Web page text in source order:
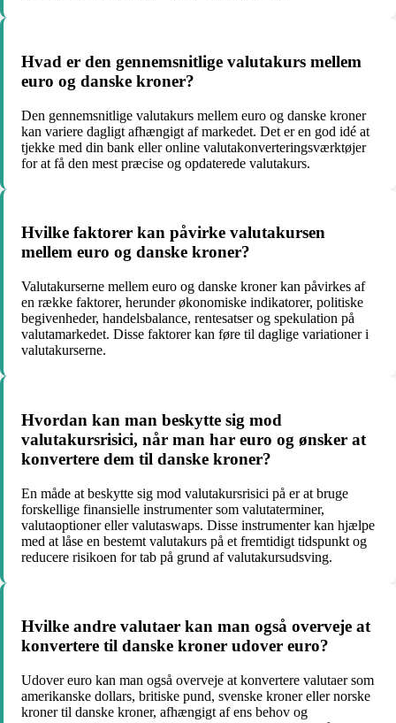
Hvad er den gennemsnitlige valutakurs mellem
euro og danske kroner?
Den gennemsnitlige valutakurs mellem euro og danske kroner
kan variere dagligt afhængigt af markedet. Det er en god idé at
tjekke med din bank eller online valutakonverteringsværktøjer
for at få den mest præcise og opdaterede valutakurs.
Hvilke faktorer kan påvirke valutakursen
mellem euro og danske kroner?
Valutakurserne mellem euro og danske kroner kan påvirkes af
en række faktorer, herunder økonomiske indikatorer, politiske
begivenheder, handelsbalance, rentesatser og spekulation på
valutamarkedet. Disse faktorer kan føre til daglige variationer i
valutakurserne.
Hvordan kan man beskytte sig mod
valutakursrisici, når man har euro og ønsker at
konvertere dem til danske kroner?
En måde at beskytte sig mod valutakursrisici på er at bruge
forskellige finansielle instrumenter som valutaterminer,
valutaoptioner eller valutaswaps. Disse instrumenter kan hjælpe
med at låse en bestemt valutakurs på et fremtidigt tidspunkt og
reducere risikoen for tab på grund af valutakursudsving.
Hvilke andre valutaer kan man også overveje at
konvertere til danske kroner udover euro?
Udover euro kan man også overveje at konvertere valutaer som
amerikanske dollars, britiske pund, svenske kroner eller norske
kroner til danske kroner, afhængigt af ens behov og